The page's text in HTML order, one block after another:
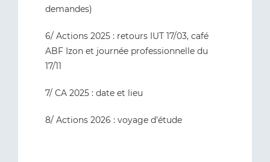
demandes)
6/ Actions 2025 : retours IUT 17/03, café
ABF Izon et journée professionnelle du
17/11
7/ CA 2025 : date et lieu
8/ Actions 2026 : voyage d’étude